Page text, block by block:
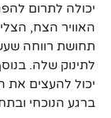
יכולה לתרום
האוויר הצח,
תחושת רווחה
יכול להעצים את
ברגע הנוכחי